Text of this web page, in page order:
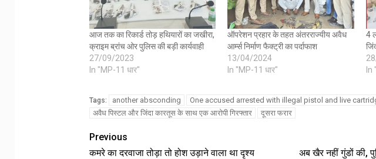
आज तक का रिकार्ड तोड़ हथियारों का जखीरा,
क्राइम ब्रांच ओर पुलिस की बड़ी कार्यवाही
27/09/2023
In "MP-11 धार"
ऑपरेशन प्रहार के तहत अंतरराज्यीय अवैध
आर्म्स निर्माण फैक्ट्री का पर्दाफाश
13/04/2024
In "MP-11 धार"
4
In
Tags: another absconding
One accused arrested with illegal pistol and live
अवैध पिस्टल और जिंदा कारतूस के साथ एक आरोपी गिरफ्तार
दूसरा फरार
Previous
कमरे का दरवाजा तोड़ा तो होश उड़ाने वाला था दृश्य
अब खैर नहीं गुंडों की,